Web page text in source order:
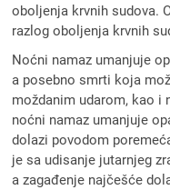
oboljenja krvnih sudova.
razlog oboljenja krvnih
Noćni namaz umanjuje
a posebno smrti koja
moždanim udarom, kao i
noćni namaz umanjuje
dolazi povodom
je sa udisanje jutarnjeg
a zagađenje najčešće